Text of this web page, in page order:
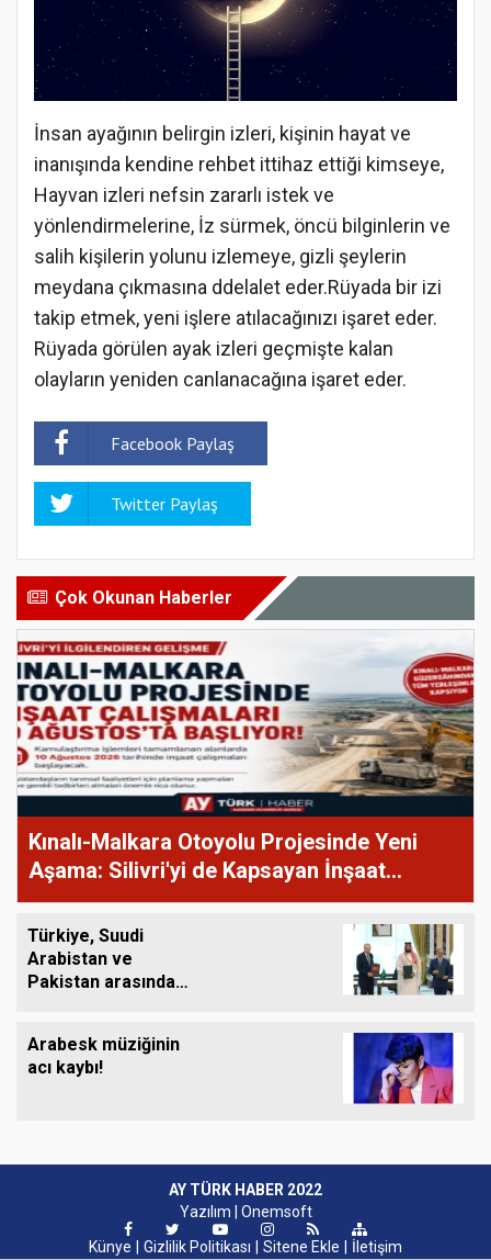
İnsan ayağının belirgin izleri, kişinin hayat ve
inanışında kendine rehbet ittihaz ettiği kimseye,
Hayvan izleri nefsin zararlı istek ve
yönlendirmelerine, İz sürmek, öncü bilginlerin ve
salih kişilerin yolunu izlemeye, gizli şeylerin
meydana çıkmasına ddelalet eder.Rüyada bir izi
takip etmek, yeni işlere atılacağınızı işaret eder.
Rüyada görülen ayak izleri geçmişte kalan
olayların yeniden canlanacağına işaret eder.
Facebook Paylaş
Twitter Paylaş
Çok Okunan Haberler
Kınalı-Malkara Otoyolu Projesinde Yeni
Aşama: Silivri'yi de Kapsayan İnşaat
Çalışmaları 10 Ağustos'ta Başlıyor
Türkiye, Suudi
Arabistan ve
Pakistan arasında
Arabesk müziğinin
acı kaybı!
AY TÜRK HABER 2022
Yazılım | Onemsoft
Künye
Gizlilik Politikası Sitene Ekle İletişim